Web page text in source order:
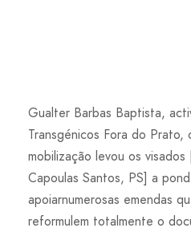
Gualter Barbas Baptista,
Transgénicos Fora do Prato,
mobilização levou os
Capoulas Santos, PS] a
apoiarnumerosas emendas
reformulem totalmente o